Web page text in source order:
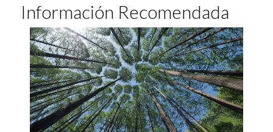
Información Recomendada